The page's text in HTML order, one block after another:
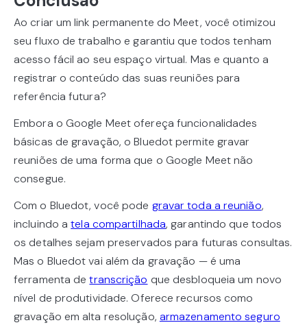
Ao criar um link permanente do Meet, você otimizou
seu fluxo de trabalho e garantiu que todos tenham
acesso fácil ao seu espaço virtual. Mas e quanto a
registrar o conteúdo das suas reuniões para
referência futura?
Embora o Google Meet ofereça funcionalidades
básicas de gravação, o Bluedot permite gravar
reuniões de uma forma que o Google Meet não
consegue.
Com o Bluedot, você pode gravar toda a reunião,
incluindo atela compartilhada, garantindo que todos
os detalhes sejam preservados para futuras consultas.
Mas o Bluedot vai além da gravação — é uma
ferramenta detranscrição que desbloqueia um novo
nível de produtividade. Oferece recursos como
gravação em alta resolução, armazenamento seguro